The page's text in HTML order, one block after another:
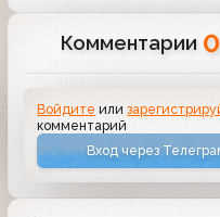
Комментарии 0
Войдите или
комментарий
Вход через